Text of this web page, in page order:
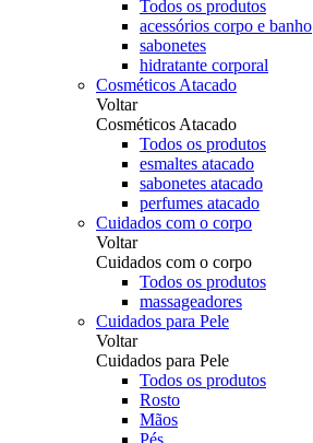
Todos os produtos
acessórios corpo e banho
sabonetes
hidratante corporal
Cosméticos Atacado
Voltar
Cosméticos Atacado
Todos os produtos
esmaltes atacado
sabonetes atacado
perfumes atacado
Cuidados com o corpo
Voltar
Cuidados com o corpo
Todos os produtos
massageadores
Cuidados para Pele
Voltar
Cuidados para Pele
Todos os produtos
Rosto
Mãos
Pés